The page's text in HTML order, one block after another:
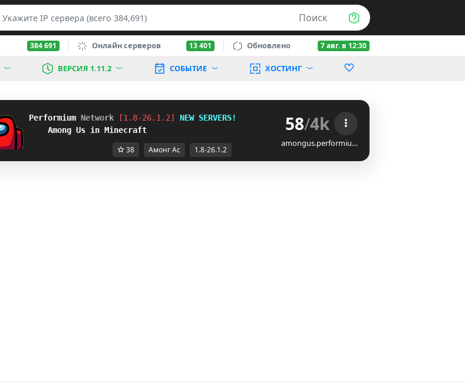
Поиск
384 691 Онлайн серверов 13 401 Обновлено 7 авг. в 12:30
ВЕРСИЯ 1.11.2 СОБЫТИЕ ХОСТИНГ
Performium Network [1.8-26.1.2] NEW SERVERS!
Among Us in Minecraft
58/4k
amongus.performiu…
38 Амонг Ас 1.8-26.1.2